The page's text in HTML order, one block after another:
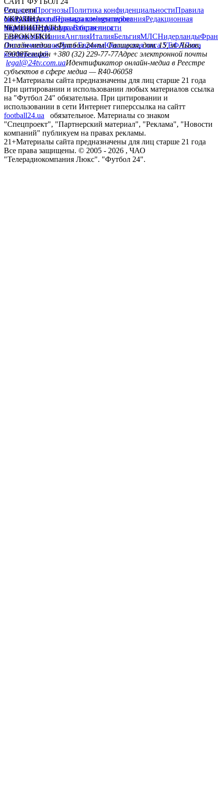
РедакцияПрогнозыПолитика конфиденциальностиПравила
сайтуКонтактыПравила комментированияРедакционная
политикаСтруктура собственности
Соц. сети
facebookxyoutubeinstagramtelegramviber
УКРАИНА
УкраинаПервая лигаВторая лига
ЧЕМПИОНАТЫ
ГерманияИспанияАнглияИталияБельгияМЛСНидерланды
ЕВРОКУБКИ
Лига чемпионовЛига ЕвропыЮношеская лига УЕФАЛига
конференций
Онлайн-медиа «Футбол 24»пл. Галицкая, дом. 15, м. Львов,
79008Телефон +380 (32) 229-77-77Адрес электронной почты
legal@24tv.com.uaИдентификатор онлайн-медиа в Реестре
субъектов в сфере медиа — R40-06058
21+Материалы сайта предназначены для лиц старше 21 года
При цитировании и использовании любых материалов ссылка
на "Футбол 24" обязательна. При цитировании и
использовании в сети Интернет гиперссылка на сайтт
football24.ua
обязательное. Материалы со знаком
"Спецпроект", "Партнерский материал", "Реклама", "Новости
компаний" публикуем на правах рекламы.
21+Материалы сайта предназначены для лиц старше 21 года
Все права защищены. © 2005 - 2026 , ЧАО
"Телерадиокомпания Люкс". "Футбол 24".